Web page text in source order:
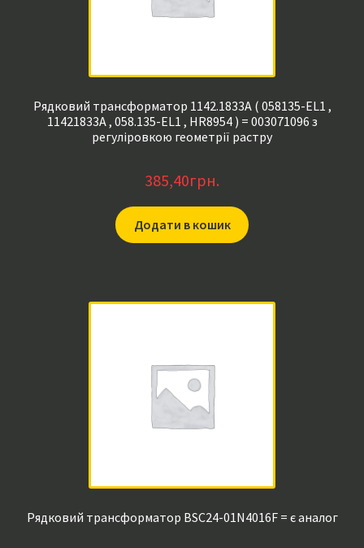
Рядковий трансформатор 1142.1833A ( 058135-EL1 ,
11421833A , 058.135-EL1 , HR8954 ) = 003071096 з
регуліровкою геометрії растру
385,40грн.
Додати в кошик
Рядковий трансформатор BSC24-01N4016F = є аналог